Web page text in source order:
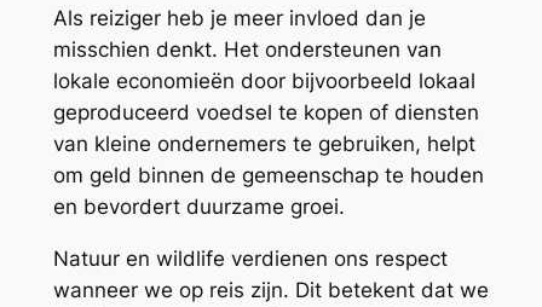
Als reiziger heb je meer invloed dan je
misschien denkt. Het ondersteunen van
lokale economieën door bijvoorbeeld lokaal
geproduceerd voedsel te kopen of diensten
van kleine ondernemers te gebruiken, helpt
om geld binnen de gemeenschap te houden
en bevordert duurzame groei.
Natuur en wildlife verdienen ons respect
wanneer we op reis zijn. Dit betekent dat we